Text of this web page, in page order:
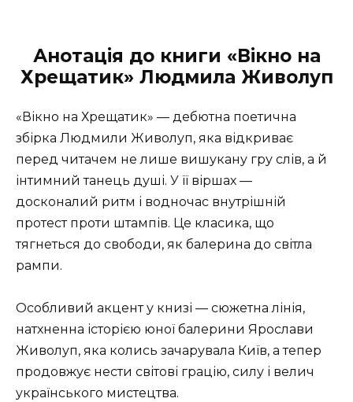
Анотація до книги «Вікно на
Хрещатик» Людмила Живолуп
«Вікно на Хрещатик» — дебютна поетична
збірка Людмили Живолуп, яка відкриває
перед читачем не лише вишукану гру слів, а й
інтимний танець душі. У її віршах —
досконалий ритм і водночас внутрішній
протест проти штампів. Це класика, що
тягнеться до свободи, як балерина до світла
рампи.
Особливий акцент у книзі — сюжетна лінія,
натхненна історією юної балерини Ярослави
Живолуп, яка колись зачарувала Київ, а тепер
продовжує нести світові грацію, силу і велич
українського мистецтва.